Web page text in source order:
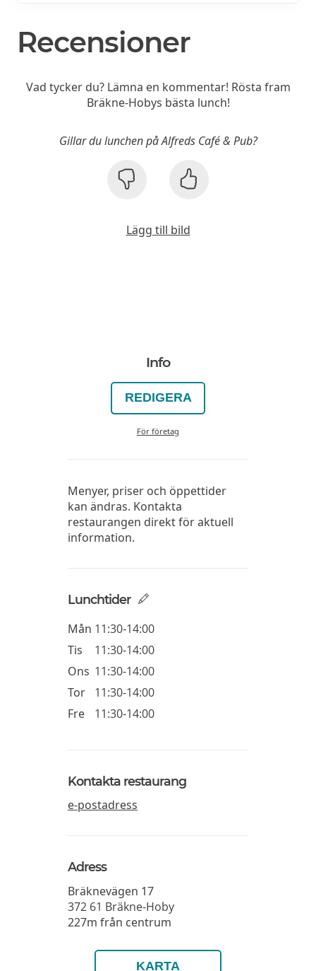
Recensioner
Vad tycker du? Lämna en kommentar! Rösta fram
Bräkne-Hobys bästa lunch!
Gillar du lunchen på Alfreds Café & Pub?
Lägg till bild
Info
REDIGERA
För företag
Menyer, priser och öppettider
kan ändras. Kontakta
restaurangen direkt för aktuell
information.
Lunchtider
Mån 11:30-14:00
Tis
11:30-14:00
Ons 11:30-14:00
Tor
11:30-14:00
Fre
11:30-14:00
Kontakta restaurang
e-postadress
Adress
Bräknevägen 17
372 61 Bräkne-Hoby
227m från centrum
KARTA